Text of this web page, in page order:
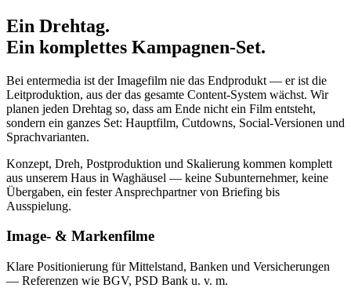
Ein Drehtag.
Ein komplettes Kampagnen-Set.
Bei entermedia ist der Imagefilm nie das Endprodukt — er ist die
Leitproduktion, aus der das gesamte Content-System wächst. Wir
planen jeden Drehtag so, dass am Ende nicht ein Film entsteht,
sondern ein ganzes Set: Hauptfilm, Cutdowns, Social-Versionen und
Sprachvarianten.
Konzept, Dreh, Postproduktion und Skalierung kommen komplett
aus unserem Haus in Waghäusel — keine Subunternehmer, keine
Übergaben, ein fester Ansprechpartner von Briefing bis
Ausspielung.
Image- & Markenfilme
Klare Positionierung für Mittelstand, Banken und Versicherungen
— Referenzen wie BGV, PSD Bank u. v. m.